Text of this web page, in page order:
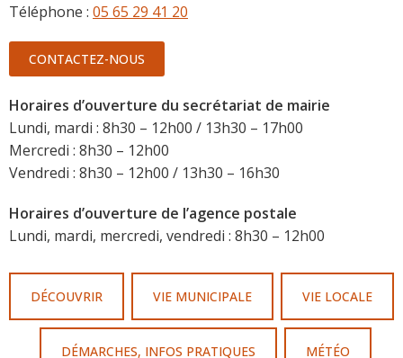
Téléphone : 05 65 29 41 20
CONTACTEZ-NOUS
Horaires d’ouverture du secrétariat de mairie
Lundi, mardi : 8h30 – 12h00 / 13h30 – 17h00
Mercredi : 8h30 – 12h00
Vendredi : 8h30 – 12h00 / 13h30 – 16h30
Horaires d’ouverture de l’agence postale
Lundi, mardi, mercredi, vendredi : 8h30 – 12h00
DÉCOUVRIR VIE MUNICIPALE VIE LOCALE
DÉMARCHES, INFOS PRATIQUES MÉTÉO